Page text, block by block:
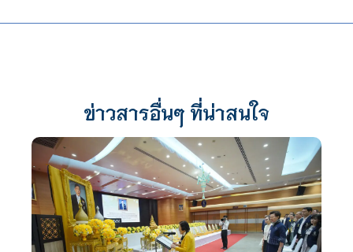
ข่าวสารอื่นๆ ที่น่าสนใจ